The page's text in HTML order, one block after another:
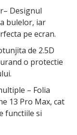
Designul
bulelor, iar
pe ecran.
de 2.5D
o protectie
– Folia
13 Pro Max, cat
functiile si